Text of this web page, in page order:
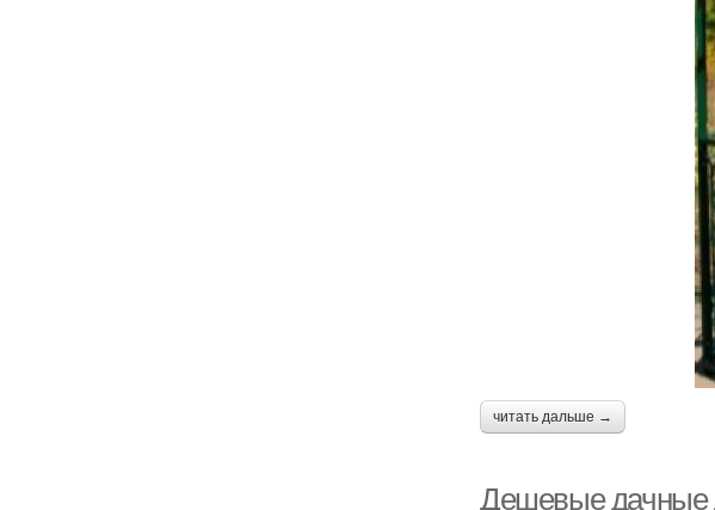
читать дальше →
Дешевые дачные